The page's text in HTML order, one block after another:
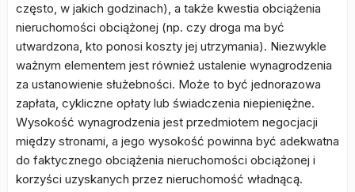
często, w jakich godzinach), a także kwestia obciążenia
nieruchomości obciążonej (np. czy droga ma być
utwardzona, kto ponosi koszty jej utrzymania). Niezwykle
ważnym elementem jest również ustalenie wynagrodzenia
za ustanowienie służebności. Może to być jednorazowa
zapłata, cykliczne opłaty lub świadczenia niepieniężne.
Wysokość wynagrodzenia jest przedmiotem negocjacji
między stronami, a jego wysokość powinna być adekwatna
do faktycznego obciążenia nieruchomości obciążonej i
korzyści uzyskanych przez nieruchomość władnącą.